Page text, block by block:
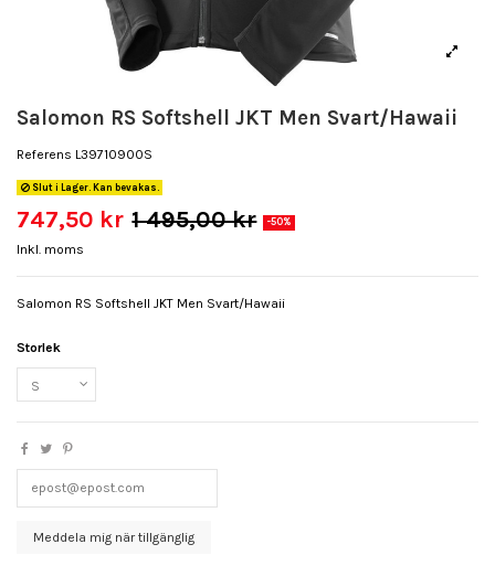
Salomon RS Softshell JKT Men Svart/Hawaii
Referens L39710900S
Slut i Lager. Kan bevakas.
747,50 kr 1 495,00 kr -50%
Inkl. moms
Salomon RS Softshell JKT Men Svart/Hawaii
Storlek